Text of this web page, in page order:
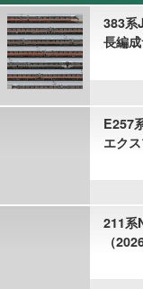
383系
長編
E257
エク
211系
（